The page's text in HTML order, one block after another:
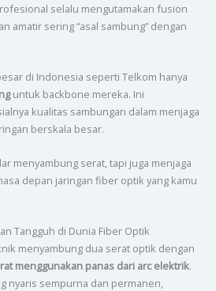
selalu mengutamakan fusion
amatir sering “asal sambung” dengan
di Indonesia seperti Telkom hanya
untuk backbone mereka. Ini
kualitas sambungan dalam menjaga
berskala besar.
menyambung serat, tapi juga menjaga
depan jaringan fiber optik yang kamu
Tangguh di Dunia Fiber Optik
menyambung dua serat optik dengan
menggunakan panas dari arc elektrik.
nyaris sempurna dan permanen,